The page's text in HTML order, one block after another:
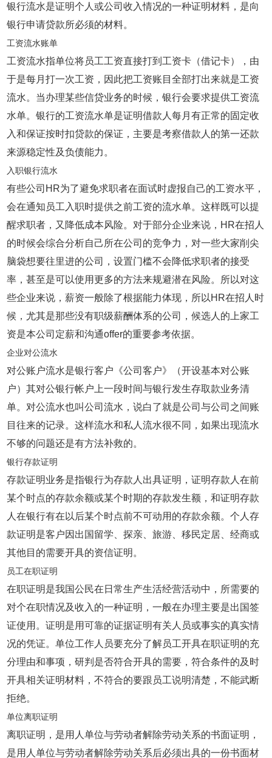
银行流水是证明个人或公司收入情况的一种证明材料，是向
银行申请贷款所必须的材料。
工资流水账单
工资流水指单位将员工工资直接打到工资卡（借记卡），由
于是每月打一次工资，因此把工资账目全部打出来就是工资
流水。当办理某些信贷业务的时候，银行会要求提供工资流
水单。银行的工资流水单是证明借款人每月有正常的固定收
入和保证按时扣贷款的保证，主要是考察借款人的第一还款
来源稳定性及负债能力。
入职银行流水
有些公司HR为了避免求职者在面试时虚报自己的工资水平，
会在通知员工入职时提供之前工资的流水单。这样既可以提
醒求职者，又降低成本风险。对于部分企业来说，HR在招人
的时候会综合分析自己所在公司的竞争力，对一些大家削尖
脑袋想要往里进的公司，设置门槛不会降低求职者的接受
率，甚至是可以使用更多的方法来规避潜在风险。所以对这
些企业来说，薪资一般除了根据能力体现，所以HR在招人时
候，尤其是那些没有职级薪酬体系的公司，候选人的上家工
资是本公司定薪和沟通offer的重要参考依据。
企业对公流水
对公账户流水是银行客户《公司客户》（开设基本对公账
户）其对公银行帐户上一段时间与银行发生存取款业务清
单。对公流水也叫公司流水，说白了就是公司与公司之间账
目往来的记录。这样流水和私人流水很不同，如果出现流水
不够的问题还是有方法补救的。
银行存款证明
存款证明业务是指银行为存款人出具证明，证明存款人在前
某个时点的存款余额或某个时期的存款发生额，和证明存款
人在银行有在以后某个时点前不可动用的存款余额。个人存
款证明是客户因出国留学、探亲、旅游、移民定居、经商或
其他目的需要开具的资信证明。
员工在职证明
在职证明是我国公民在日常生产生活经营活动中，所需要的
对个在职情况及收入的一种证明，一般在办理主要是出国签
证使用。证明是用可靠的证据证明有关人员或事实的真实情
况的凭证。单位工作人员要充分了解员工开具在职证明的充
分理由和事项，研判是否符合开具的需要，符合条件的及时
开具相关证明材料，不符合的要跟员工说明清楚，不能武断
拒绝。
单位离职证明
离职证明，是用人单位与劳动者解除劳动关系的书面证明，
是用人单位与劳动者解除劳动关系后必须出具的一份书面材